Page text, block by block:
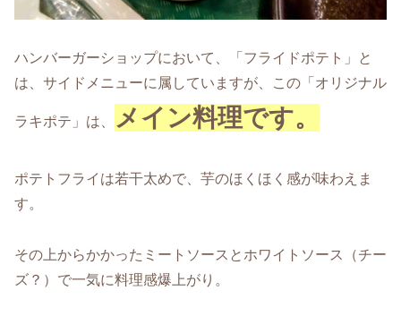
ハンバーガーショップにおいて、「フライドポテト」と
は、サイドメニューに属していますが、この「オリジナル
ラキポテ」は、 メイン料理です。
ポテトフライは若干太めで、芋のほくほく感が味わえま
す。
その上からかかったミートソースとホワイトソース（チー
ズ？）で一気に料理感爆上がり。